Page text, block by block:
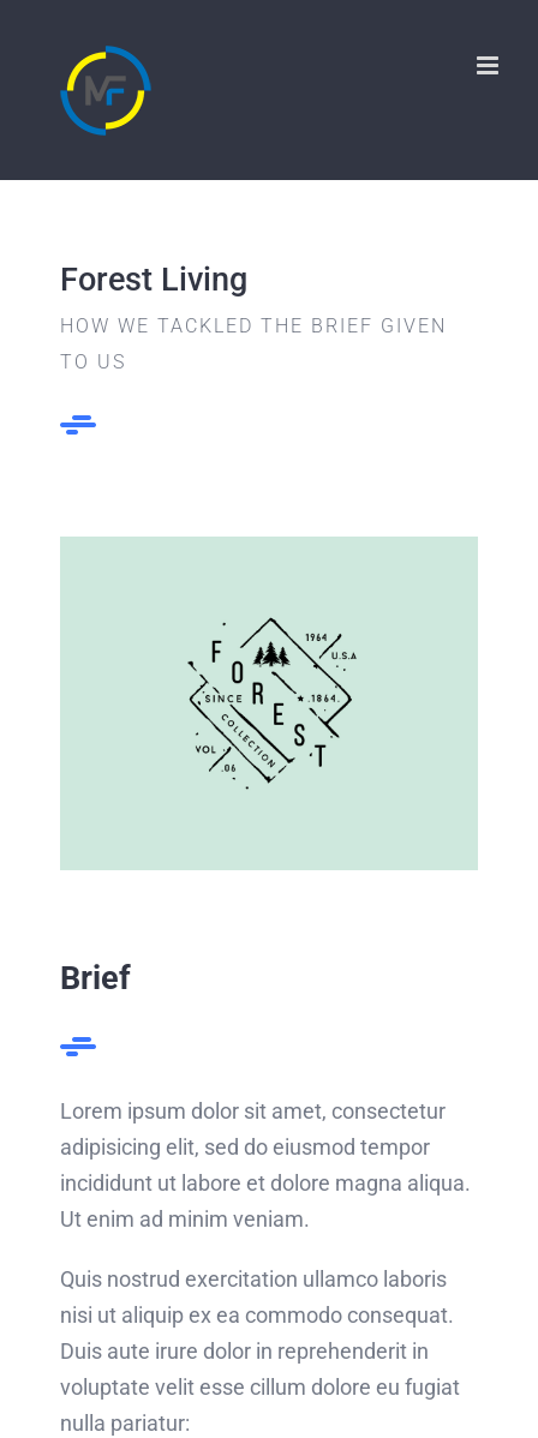
Forest Living
HOW WE TACKLED THE BRIEF GIVEN
TO US
Brief
Lorem ipsum dolor sit amet, consectetur
adipisicing elit, sed do eiusmod tempor
incididunt ut labore et dolore magna aliqua.
Ut enim ad minim veniam.
Quis nostrud exercitation ullamco laboris
nisi ut aliquip ex ea commodo consequat.
Duis aute irure dolor in reprehenderit in
voluptate velit esse cillum dolore eu fugiat
nulla pariatur: